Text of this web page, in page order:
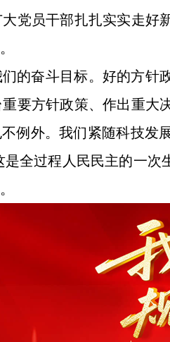
党员干部扎扎实实走
的奋斗目标。好的方
要方针政策、作出重
例外。我们紧随科技
是全过程人民民主的一